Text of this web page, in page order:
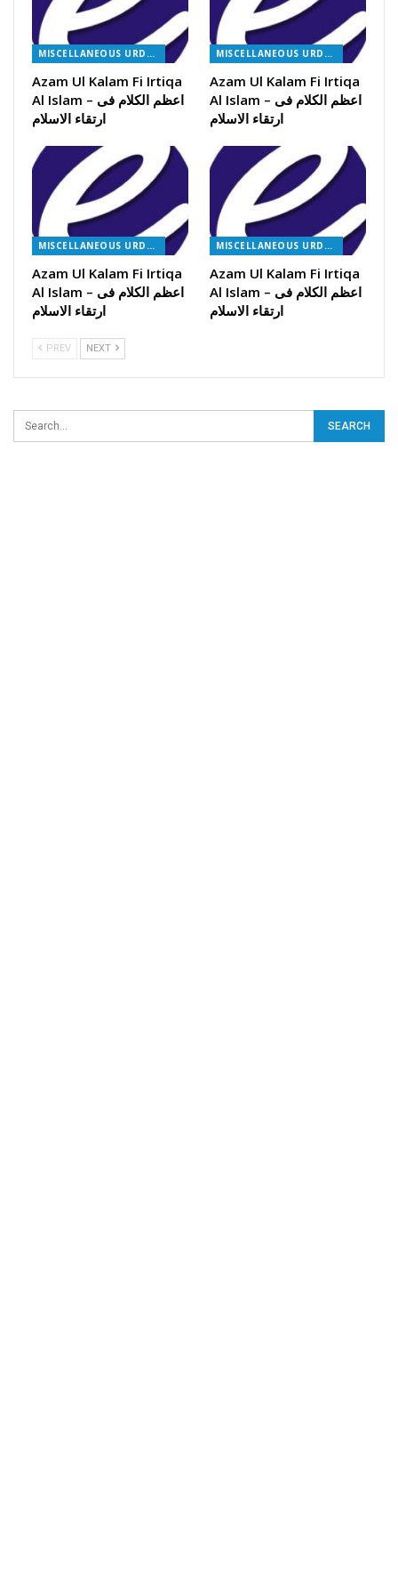
MISCELLANEOUS URDU BOOKS
Azam Ul Kalam Fi Irtiqa
Al Islam – اعظم الکلام فی
ارتقاء الاسلام
MISCELLANEOUS URDU BOOKS
Azam Ul Kalam Fi Irtiqa
Al Islam – اعظم الکلام فی
ارتقاء الاسلام
MISCELLANEOUS URDU BOOKS
Azam Ul Kalam Fi Irtiqa
Al Islam – اعظم الکلام فی
ارتقاء الاسلام
MISCELLANEOUS URDU BOOKS
Azam Ul Kalam Fi Irtiqa
Al Islam – اعظم الکلام فی
ارتقاء الاسلام
PREV NEXT